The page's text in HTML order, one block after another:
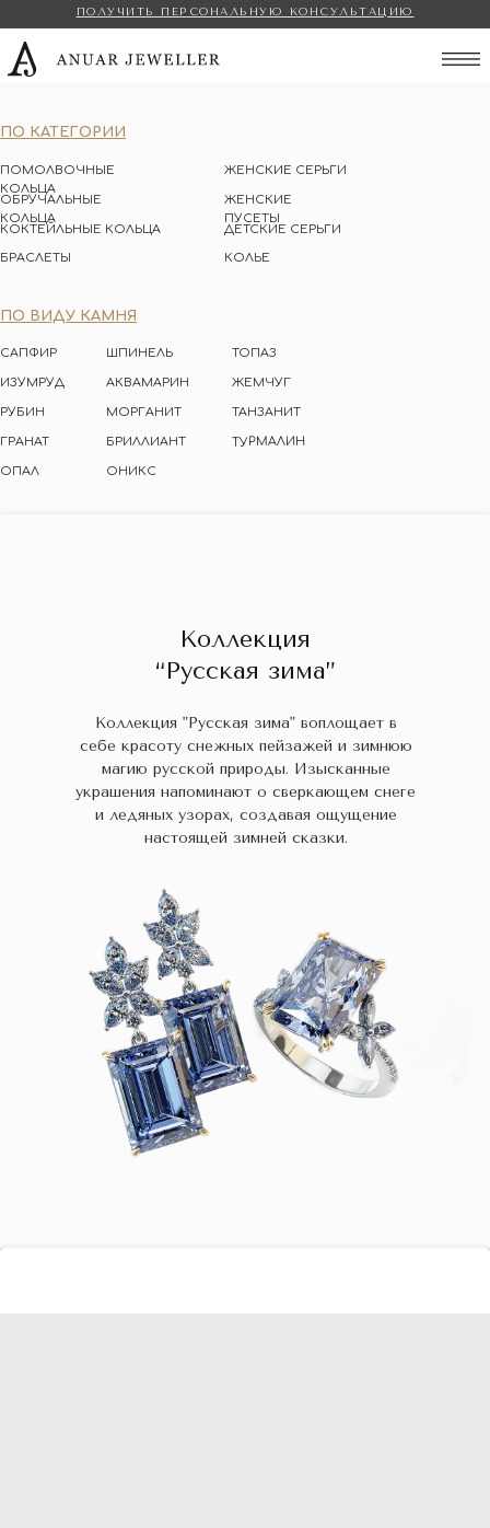
ПОЛУЧИТЬ ПЕРСОНАЛЬНУЮ КОНСУЛЬТАЦИЮ
ПО КАТЕГОРИИ
ПОМОЛВОЧНЫЕ
КОЛЬЦА
ОБРУЧАЛЬНЫЕ
КОЛЬЦА
ЖЕНСКИЕ СЕРЬГИ
КОКТЕЙЛЬНЫЕ КОЛЬЦА
ЖЕНСКИЕ
ПУСЕТЫ
ДЕТСКИЕ СЕРЬГИ
БРАСЛЕТЫ
КОЛЬЕ
ПО ВИДУ КАМНЯ
САПФИР
ИЗУМРУД
ШПИНЕЛЬ
РУБИН
АКВАМАРИН
МОРГАНИТ
ГРАНАТ БРИЛЛИАНТ
ТОПАЗ
ЖЕМЧУГ
ТУРМАЛИН
ТАНЗАНИТ
ОНИКС
ОПАЛ
Коллекция
“Русская зима”
Коллекция "Русская зима" воплощает в
себе красоту снежных пейзажей и зимнюю
магию русской природы. Изысканные
украшения напоминают о сверкающем снеге
и ледяных узорах, создавая ощущение
настоящей зимней сказки.